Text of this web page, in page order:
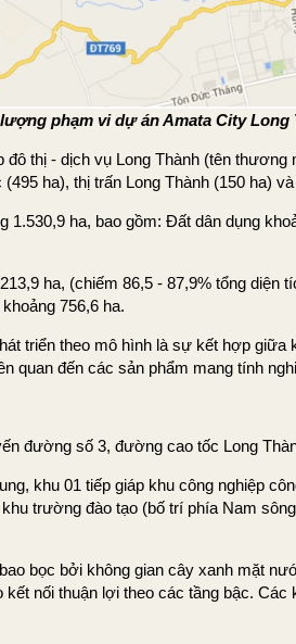
phạm vi dự án Amata City Long
thị - dịch vụ Long Thành (tên
ha), thị trấn Long Thành (150 ha)
ha, bao gồm: Đất dân dụng
ha, (chiếm 86,5 - 87,9% tổng
756,6 ha.
triển theo mô hình là sự kết hợp
quan đến các sản phẩm mang tính
đường số 3, đường cao tốc Long
khu 01 tiếp giáp khu công nghiệp
trường đào tạo (bố trí phía Nam
bọc bởi không gian cây xanh mặt
nối thuận lợi theo các tầng bậc.